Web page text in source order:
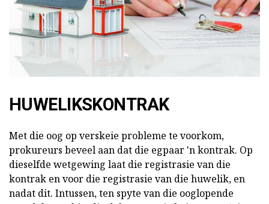
HUWELIKSKONTRAK
Met die oog op verskeie probleme te voorkom,
prokureurs beveel aan dat die egpaar 'n kontrak. Op
dieselfde wetgewing laat die registrasie van die
kontrak en voor die registrasie van die huwelik, en
nadat dit. Intussen, ten spyte van die ooglopende